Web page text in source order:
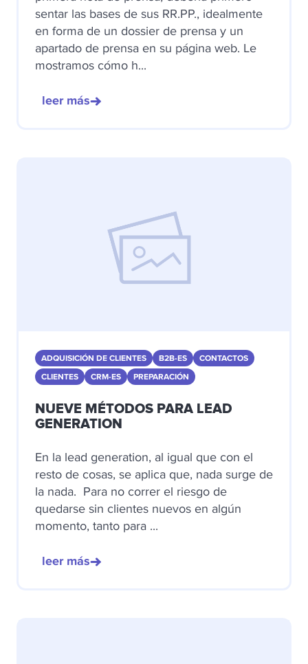
sentar las bases de sus RR.PP., idealmente
en forma de un dossier de prensa y un
apartado de prensa en su página web. Le
mostramos cómo h...
leer más
ADQUISICIÓN DE CLIENTES B2B-ES
CONTACTOS
CLIENTES
CRM-ES PREPARACIÓN
NUEVE MÉTODOS PARA LEAD
GENERATION
En la lead generation, al igual que con el
resto de cosas, se aplica que, nada surge de
la nada. Para no correr el riesgo de
quedarse sin clientes nuevos en algún
momento, tanto para ...
leer más